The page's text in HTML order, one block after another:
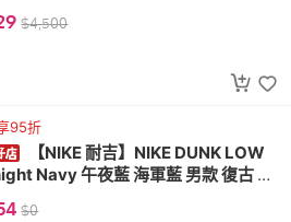
$4,500
95折
【NIKE 耐吉】NIKE DUNK LOW
Navy 午夜藍 海軍藍 男款 復古 休
$0